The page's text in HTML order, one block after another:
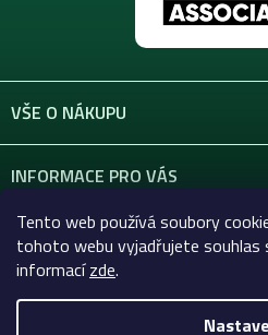
Tento web používá soubory
tohoto webu vyjadřujete souhlas
informacízde.
VŠE O NÁKUPU
INFORMACE PRO VÁS
KONTAKT